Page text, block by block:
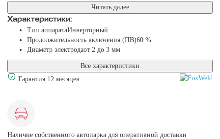
Читать далее
Характеристики:
Тип аппаратаИнверторный
Продолжительность включения (ПВ)60 %
Диаметр электродаот 2 до 3 мм
Все характеристики
Гарантия 12 месяцев
Наличие собственного автопарка для оперативной доставки